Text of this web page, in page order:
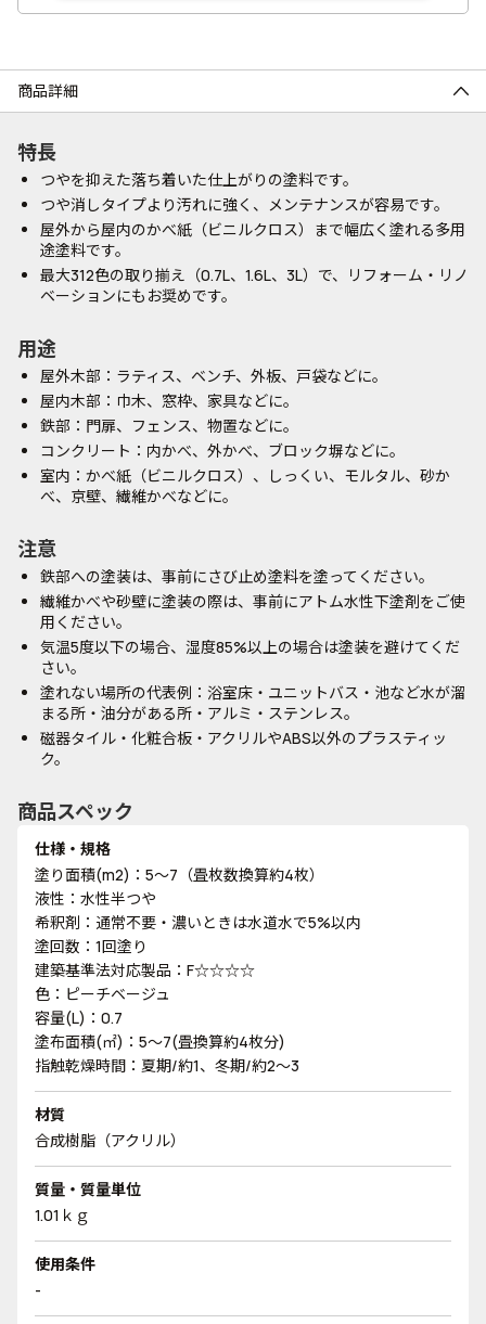
商品詳細
特長
つやを抑えた落ち着いた仕上がりの塗料です。
つや消しタイプより汚れに強く、メンテナンスが容易です。
屋外から屋内のかべ紙（ビニルクロス）まで幅広く塗れる多用
途塗料です。
最大312色の取り揃え（0.7L、1.6L、3L）で、リフォーム・リノ
ベーションにもお奨めです。
用途
屋外木部：ラティス、ベンチ、外板、戸袋などに。
屋内木部：巾木、窓枠、家具などに。
鉄部：門扉、フェンス、物置などに。
コンクリート：内かべ、外かべ、ブロック塀などに。
室内：かべ紙（ビニルクロス）、しっくい、モルタル、砂か
べ、京壁、繊維かべなどに。
注意
鉄部への塗装は、事前にさび止め塗料を塗ってください。
繊維かべや砂壁に塗装の際は、事前にアトム水性下塗剤をご使
用ください。
気温5度以下の場合、湿度85%以上の場合は塗装を避けてくだ
さい。
塗れない場所の代表例：浴室床・ユニットバス・池など水が溜
まる所・油分がある所・アルミ・ステンレス。
磁器タイル・化粧合板・アクリルやABS以外のプラスティッ
ク。
商品スペック
仕様・規格
塗り面積(m2)：5～7（畳枚数換算約4枚）
液性：水性半つや
希釈剤：通常不要・濃いときは水道水で5%以内
塗回数：1回塗り
建築基準法対応製品：F☆☆☆☆
色：ピーチベージュ
容量(L)：0.7
塗布面積(㎡)：5～7(畳換算約4枚分)
指触乾燥時間：夏期/約1、冬期/約2～3
材質
合成樹脂（アクリル）
質量・質量単位
1.01ｋｇ
使用条件
-